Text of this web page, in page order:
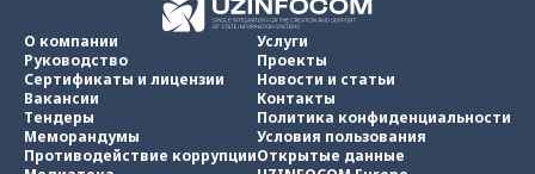
О компании
Руководство
Сертификаты и лицензии
Вакансии
Тендеры
Меморандумы
Противодействие коррупции
Услуги
Проекты
Новости и статьи
Контакты
Политика конфиденциальности
Условия пользования
Открытые данные